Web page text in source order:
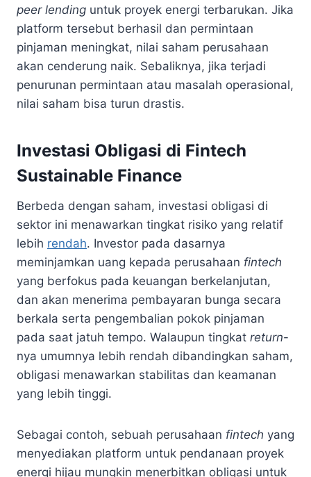
peer lending untuk proyek energi terbarukan. Jika
platform tersebut berhasil dan permintaan
pinjaman meningkat, nilai saham perusahaan
akan cenderung naik. Sebaliknya, jika terjadi
penurunan permintaan atau masalah operasional,
nilai saham bisa turun drastis.
Investasi Obligasi di Fintech
Sustainable Finance
Berbeda dengan saham, investasi obligasi di
sektor ini menawarkan tingkat risiko yang relatif
lebih rendah. Investor pada dasarnya
meminjamkan uang kepada perusahaan fintech
yang berfokus pada keuangan berkelanjutan,
dan akan menerima pembayaran bunga secara
berkala serta pengembalian pokok pinjaman
pada saat jatuh tempo. Walaupun tingkat return-
nya umumnya lebih rendah dibandingkan saham,
obligasi menawarkan stabilitas dan keamanan
yang lebih tinggi.
Sebagai contoh, sebuah perusahaan fintech yang
menyediakan platform untuk pendanaan proyek
energi hijau mungkin menerbitkan obligasi untuk